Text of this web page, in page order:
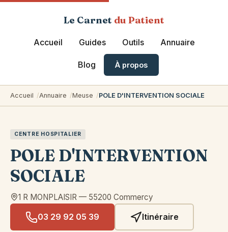
Le Carnet du Patient
Accueil Guides Outils Annuaire
Blog À propos
Accueil Annuaire Meuse POLE D'INTERVENTION SOCIALE
CENTRE HOSPITALIER
POLE D'INTERVENTION
SOCIALE
1 R MONPLAISIR — 55200 Commercy
03 29 92 05 39 Itinéraire